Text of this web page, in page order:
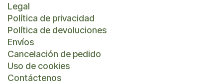
Legal
Política de privacidad
Política de devoluciones
Envíos
Cancelación de pedido
Uso de cookies
Contáctenos